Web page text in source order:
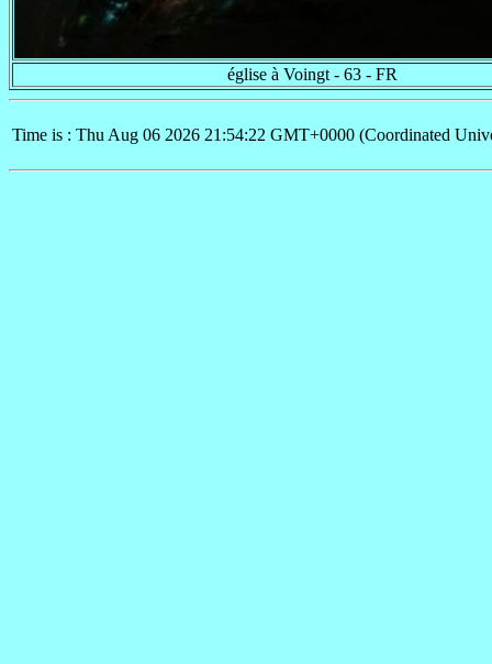
église à Voingt - 63 - FR
Time is : Thu Aug 06 2026 21:54:22 GMT+0000 (Coordinated